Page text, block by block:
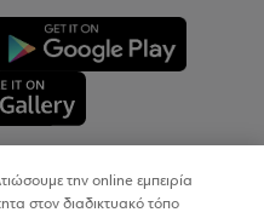
© 2026
την online εμπειρία
στον διαδικτυακό τόπο